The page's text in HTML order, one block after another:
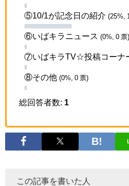
⑤10/1が記念日の紹介 (25%,
⑥いばキラニュース (0%, 0 票)
⑦いばキラTV☆投稿コーナ
⑧その他 (0%, 0 票)
総回答者数: 1
この記事を書いた人